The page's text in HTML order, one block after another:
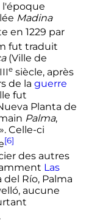
l'époque
Madina
en 1229 par
fut traduit
(Ville de
e siècle, après
de la guerre
fut
Planta de
Palma,
». Celle-ci
[6]
des autres
Las
del Río, Palma
aucune
.